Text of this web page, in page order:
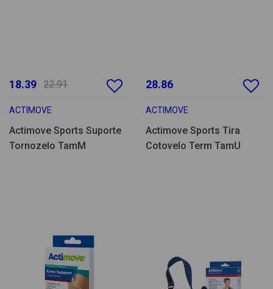
18.39 22.91
ACTIMOVE
Actimove Sports Suporte
Tornozelo TamM
28.86
ACTIMOVE
Actimove Sports Tira
Cotovelo Term TamU